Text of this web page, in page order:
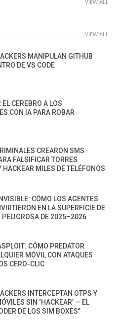
VIEW ALL
VIEW ALL
MANIPULAN GITHUB
DE VS CODE
EL CEREBRO A LOS
CON IA PARA ROBAR
CREARON SMS
FALSIFICAR TORRES
HACKEAR MILES DE TELÉFONOS
CÓMO LOS AGENTES
EN LA SUPERFICIE DE
PELIGROSA DE 2025–2026
CÓMO PREDATOR
MÓVIL CON ATAQUES
CERO-CLIC
INTERCEPTAN OTPS Y
SIN ‘HACKEAR’ — EL
DE LOS SIM BOXES”